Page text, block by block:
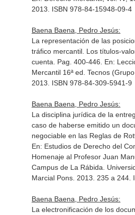
2013. ISBN 978-84-15948-09-4
Baena Baena, Pedro Jesús:
La representación de las
tráfico mercantil. Los títulos-
cuenta. Pag. 400-446. En:
Mercantil 16ª ed . Tecnos
2013. ISBN 978-84-309-5941-9
Baena Baena, Pedro Jesús:
La disciplina jurídica de la
caso de haberse emitido un
negociable en las Reglas de
En: Estudios de Derecho del
Homenaje al Profesor Juan
Campus de La Rábida.
Marcial Pons. 2013. 235 a 244.
Baena Baena, Pedro Jesús:
La electronificación de los